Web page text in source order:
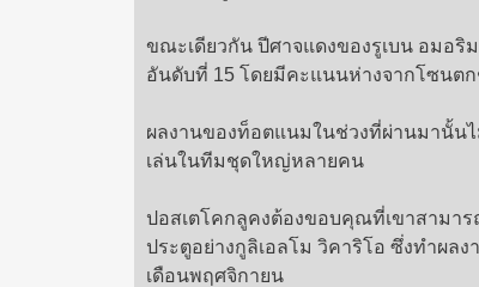
ขณะเดียวกัน ปีศาจแดงของรูเบน อมอ
อันดับที่ 15 โดยมีคะแนนห่างจากโซนต
ผลงานของท็อตแนมในช่วงที่ผ่านมานั้นไ
เล่นในทีมชุดใหญ่หลายคน
ปอสเตโคกลูคงต้องขอบคุณที่เขาสามาร
ประตูอย่างกูลิเอลโม วิคาริโอ ซึ่งทำผล
เดือนพฤศจิกายน